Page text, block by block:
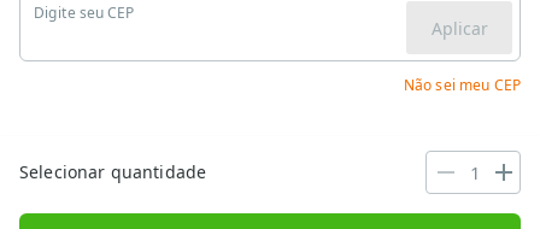
Digite seu CEP
Aplicar
Não sei meu CEP
Selecionar quantidade